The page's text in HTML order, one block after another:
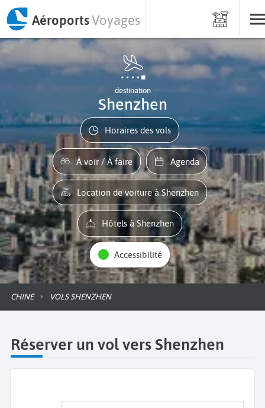
AéroportsVoyages
destination
Shenzhen
Horaires des vols
À voir / À faire Agenda
Location de voiture à Shenzhen
Hôtels à Shenzhen
Accessibilité
CHINE VOLS SHENZHEN
Réserver un vol vers Shenzhen